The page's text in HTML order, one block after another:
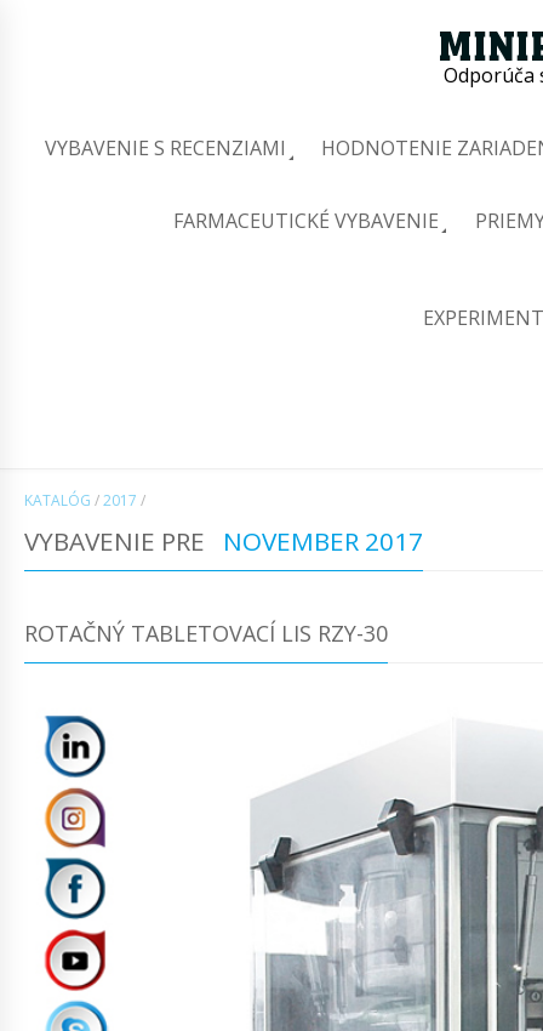
Odporúča
VYBAVENIE S RECENZIAMI HODNOTENIE
FARMACEUTICKÉ VYBAVENIE
KATALÓG /2017 /
VYBAVENIE PRE NOVEMBER 2017
ROTAČNÝ TABLETOVACÍ LIS RZY-30